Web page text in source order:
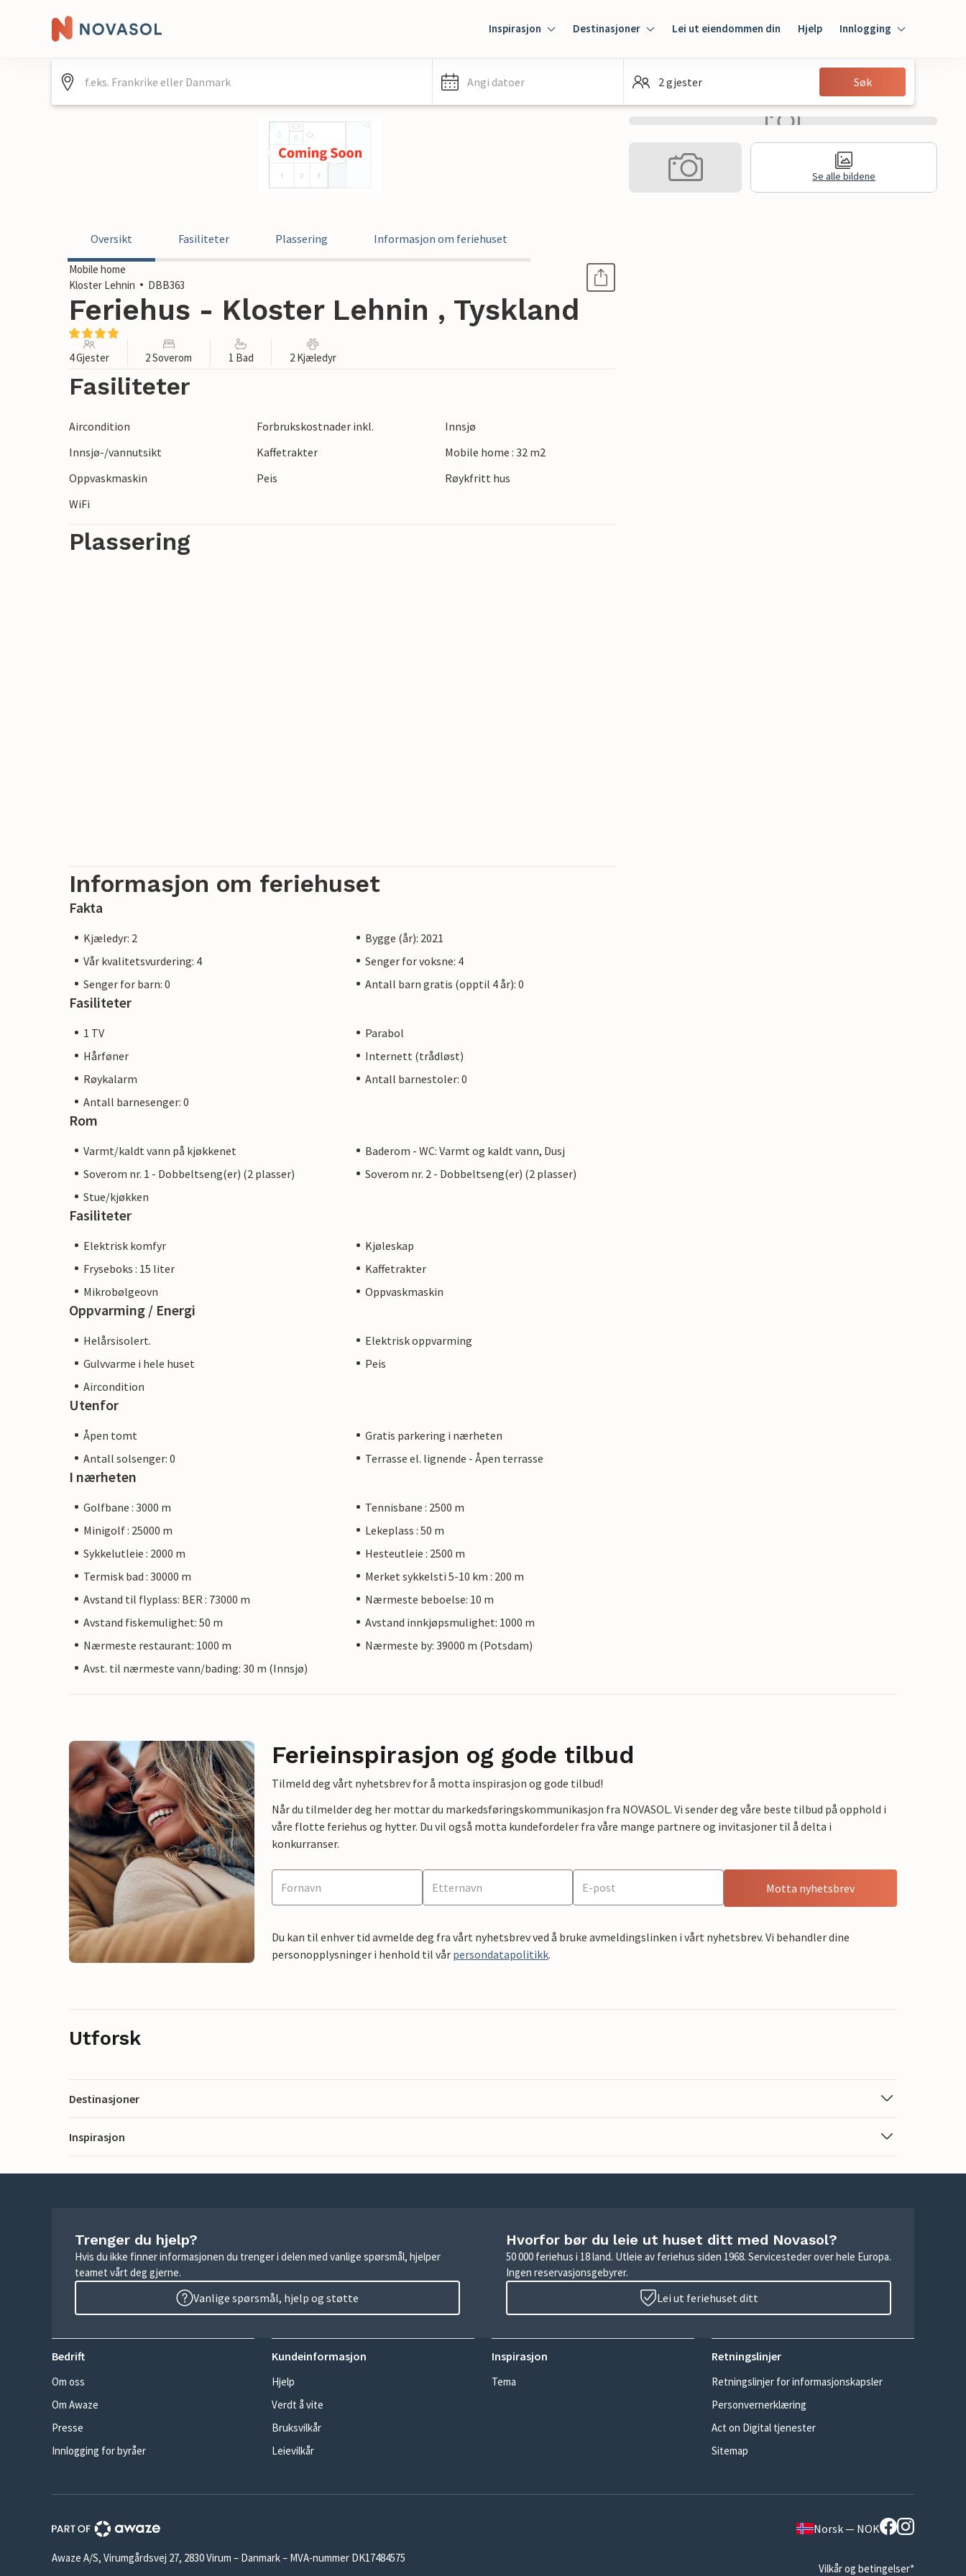
Inspirasjon Destinasjoner Lei ut eiendommen din Hjelp Innlogging
Innlogging
Gjest
Angi datoer 2 gjester Søk
Se alle bildene
Oversikt Fasiliteter Plassering Informasjon om feriehuset
Mobile home
Kloster Lehnin
DBB363
Feriehus - Kloster Lehnin , Tyskland
4 Gjester 2 Soverom 1 Bad 2 Kjæledyr
Fasiliteter
Aircondition Forbrukskostnader inkl.
Innsjø
Innsjø-/vannutsikt
Kaffetrakter
Mobile home : 32 m2
Oppvaskmaskin
Peis
Røykfritt hus
WiFi
Plassering
Informasjon om feriehuset
Fakta
Kjæledyr: 2
Bygge (år): 2021
Vår kvalitetsvurdering: 4
Senger for voksne: 4
Senger for barn: 0
Antall barn gratis (opptil 4 år): 0
Fasiliteter
1 TV
Parabol
Hårføner
Internett (trådløst)
Røykalarm
Antall barnestoler: 0
Antall barnesenger: 0
Rom
Varmt/kaldt vann på kjøkkenet
Baderom - WC: Varmt og kaldt vann, Dusj
Soverom nr. 1 - Dobbeltseng(er) (2 plasser)
Soverom nr. 2 - Dobbeltseng(er) (2 plasser)
Stue/kjøkken
Fasiliteter
Elektrisk komfyr
Kjøleskap
Fryseboks : 15 liter
Kaffetrakter
Mikrobølgeovn
Oppvaskmaskin
Oppvarming / Energi
Helårsisolert.
Elektrisk oppvarming
Gulvvarme i hele huset
Peis
Aircondition
Utenfor
Åpen tomt
Gratis parkering i nærheten
Antall solsenger: 0
Terrasse el. lignende - Åpen terrasse
I nærheten
Golfbane : 3000 m
Tennisbane : 2500 m
Minigolf : 25000 m
Lekeplass : 50 m
Sykkelutleie : 2000 m
Hesteutleie : 2500 m
Termisk bad : 30000 m
Merket sykkelsti 5-10 km : 200 m
Avstand til flyplass: BER : 73000 m
Nærmeste beboelse: 10 m
Avstand fiskemulighet: 50 m
Avstand innkjøpsmulighet: 1000 m
Nærmeste restaurant: 1000 m
Nærmeste by: 39000 m (Potsdam)
Avst. til nærmeste vann/bading: 30 m (Innsjø)
Ferieinspirasjon og gode tilbud
Tilmeld deg vårt nyhetsbrev for å motta inspirasjon og gode tilbud!
Når du tilmelder deg her mottar du markedsføringskommunikasjon fra NOVASOL. Vi sender deg våre beste tilbud på opphold i
våre flotte feriehus og hytter. Du vil også motta kundefordeler fra våre mange partnere og invitasjoner til å delta i
konkurranser.
Motta nyhetsbrev
Du kan til enhver tid avmelde deg fra vårt nyhetsbrev ved å bruke avmeldingslinken i vårt nyhetsbrev. Vi behandler dine
personopplysninger i henhold til vår persondatapolitikk.
Utforsk
Destinasjoner
Inspirasjon
Trenger du hjelp?
Hvis du ikke finner informasjonen du trenger i delen med vanlige spørsmål, hjelper
teamet vårt deg gjerne.
Vanlige spørsmål, hjelp og støtte
Hvorfor bør du leie ut huset ditt med Novasol?
50 000 feriehus i 18 land. Utleie av feriehus siden 1968. Servicesteder over hele Europa.
Ingen reservasjonsgebyrer.
Lei ut feriehuset ditt
Bedrift
Om oss
Om Awaze
Presse
Innlogging for byråer
Kundeinformasjon
Hjelp
Verdt å vite
Bruksvilkår
Leievilkår
Inspirasjon
Tema
Retningslinjer
Retningslinjer for informasjonskapsler
Personvernerklæring
Act on Digital tjenester
Sitemap
Norsk — NOK
Awaze A/S, Virumgårdsvej 27, 2830 Virum – Danmark – MVA-nummer DK17484575
Vilkår og betingelser*